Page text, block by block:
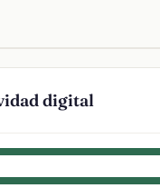
digital